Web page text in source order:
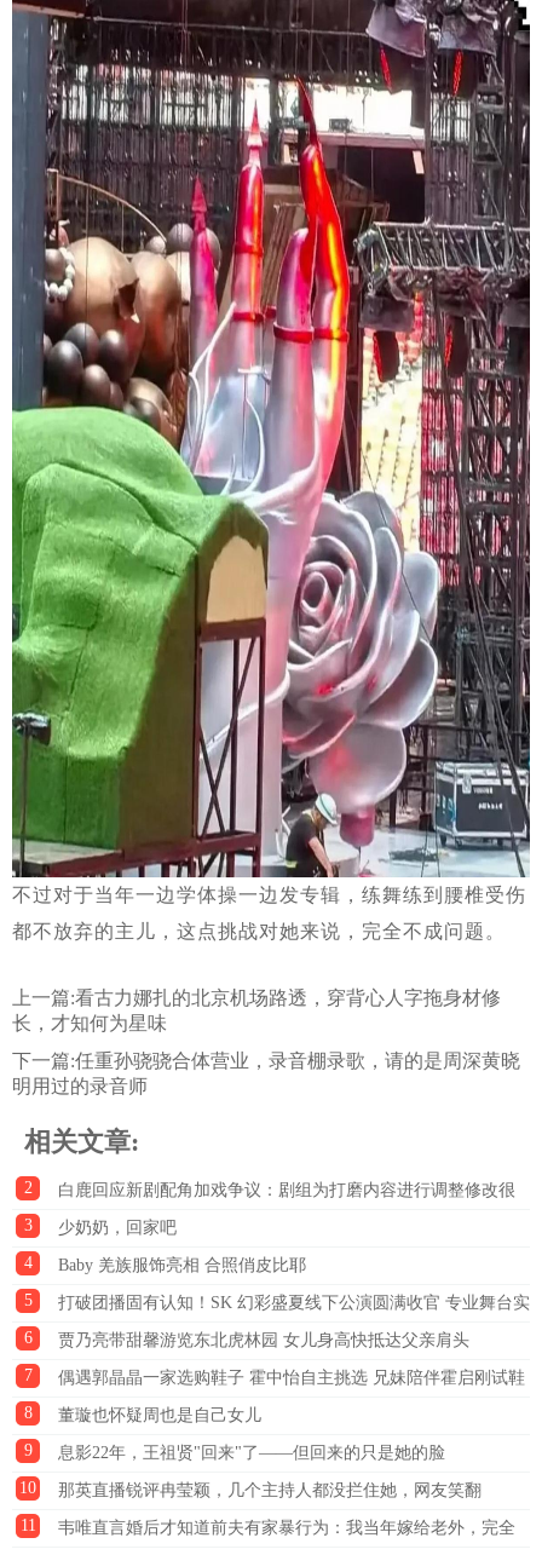
不过对于当年一边学体操一边发专辑，练舞练到腰椎受伤
都不放弃的主儿，这点挑战对她来说，完全不成问题。
上一篇:看古力娜扎的北京机场路透，穿背心人字拖身材修
长，才知何为星味
下一篇:任重孙骁骁合体营业，录音棚录歌，请的是周深黄晓
明用过的录音师
相关文章:
2
白鹿回应新剧配角加戏争议：剧组为打磨内容进行调整修改很
正常
3
少奶奶，回家吧
4
Baby 羌族服饰亮相 合照俏皮比耶
5
打破团播固有认知！SK 幻彩盛夏线下公演圆满收官 专业舞台实
力收获全网好评
6
贾乃亮带甜馨游览东北虎林园 女儿身高快抵达父亲肩头
7
偶遇郭晶晶一家选购鞋子 霍中怡自主挑选 兄妹陪伴霍启刚试鞋
8
董璇也怀疑周也是自己女儿
9
息影22年，王祖贤"回来"了——但回来的只是她的脸
10
那英直播锐评冉莹颖，几个主持人都没拦住她，网友笑翻
11
韦唯直言婚后才知道前夫有家暴行为：我当年嫁给老外，完全